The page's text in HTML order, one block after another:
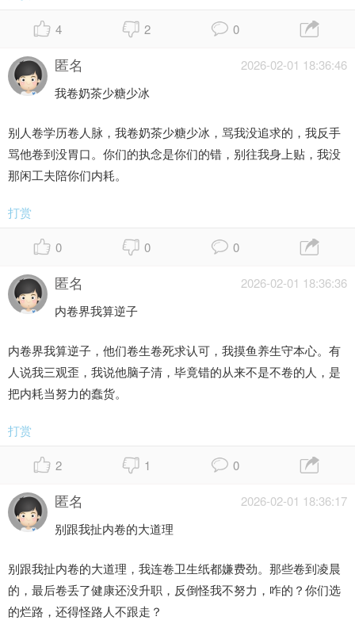
4 2 0
匿名
2026-02-01 18:36:46
我卷奶茶少糖少冰
别人卷学历卷人脉，我卷奶茶少糖少冰，骂我没追求的，我反手
骂他卷到没胃口。你们的执念是你们的错，别往我身上贴，我没
那闲工夫陪你们内耗。
打赏
0 0 0
匿名
2026-02-01 18:36:36
内卷界我算逆子
内卷界我算逆子，他们卷生卷死求认可，我摸鱼养生守本心。有
人说我三观歪，我说他脑子清，毕竟错的从来不是不卷的人，是
把内耗当努力的蠢货。
打赏
2 1 0
匿名
2026-02-01 18:36:17
别跟我扯内卷的大道理
别跟我扯内卷的大道理，我连卷卫生纸都嫌费劲。那些卷到凌晨
的，最后卷丢了健康还没升职，反倒怪我不努力，咋的？你们选
的烂路，还得怪路人不跟走？